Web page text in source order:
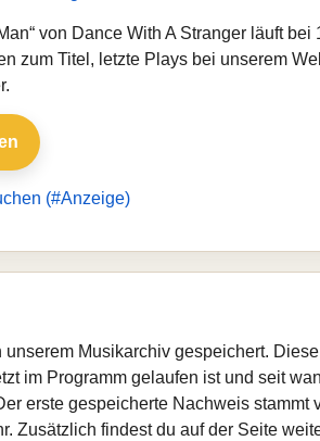
von Dance With A Stranger läuft
zum Titel, letzte Plays bei unserem
(#Anzeige)
Musikarchiv gespeichert.
im Programm gelaufen ist und seit
erste gespeicherte Nachweis stammt
Zusätzlich findest du auf der Seite